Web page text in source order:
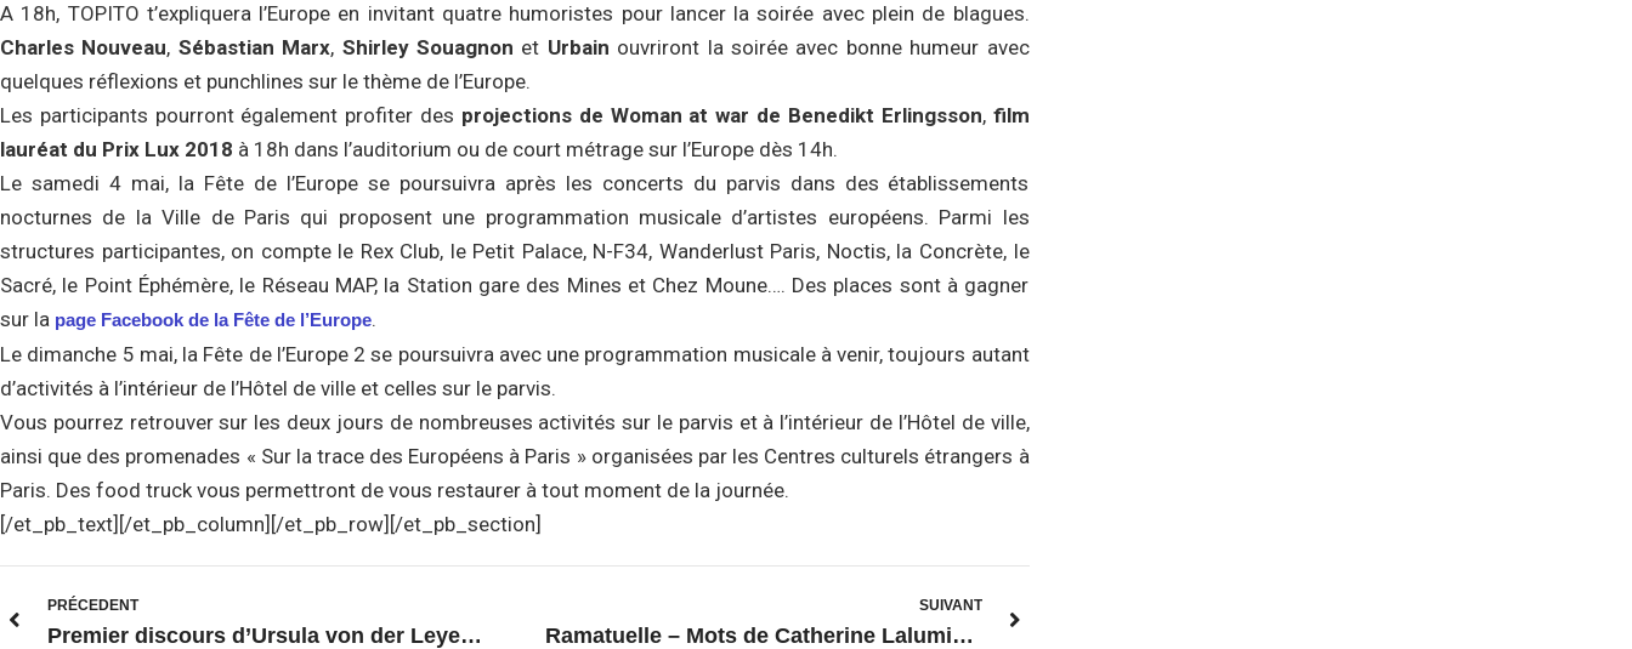
A 18h, TOPITO t’expliquera l’Europe en invitant quatre humoristes pour lancer la soirée avec plein de blagues.
Charles Nouveau, Sébastian Marx, Shirley Souagnon et Urbain ouvriront la soirée avec bonne humeur avec
quelques réflexions et punchlines sur le thème de l’Europe.
Les participants pourront également profiter des projections de Woman at war de Benedikt Erlingsson, film
lauréat du Prix Lux 2018 à 18h dans l’auditorium ou de court métrage sur l’Europe dès 14h.
Le samedi 4 mai, la Fête de l’Europe se poursuivra après les concerts du parvis dans des établissements
nocturnes de la Ville de Paris qui proposent une programmation musicale d’artistes européens. Parmi les
structures participantes, on compte le Rex Club, le Petit Palace, N-F34, Wanderlust Paris, Noctis, la Concrète, le
Sacré, le Point Éphémère, le Réseau MAP, la Station gare des Mines et Chez Moune…. Des places sont à gagner
sur la page Facebook de la Fête de l’Europe.
Le dimanche 5 mai, la Fête de l’Europe 2 se poursuivra avec une programmation musicale à venir, toujours autant
d’activités à l’intérieur de l’Hôtel de ville et celles sur le parvis.
Vous pourrez retrouver sur les deux jours de nombreuses activités sur le parvis et à l’intérieur de l’Hôtel de ville,
ainsi que des promenades « Sur la trace des Européens à Paris » organisées par les Centres culturels étrangers à
Paris. Des food truck vous permettront de vous restaurer à tout moment de la journée.
[/et_pb_text][/et_pb_column][/et_pb_row][/et_pb_section]
PRÉCEDENT
Premier discours d’Ursula von der Leyen sur l’état de l’Union
SUIVANT
Ramatuelle – Mots de Catherine Lalumière en hommage à Gérard Philip